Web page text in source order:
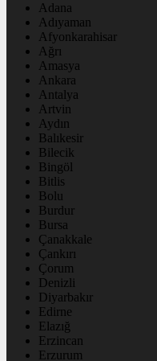
Adana
Adıyaman
Afyonkarahisar
Ağrı
Amasya
Ankara
Antalya
Artvin
Aydın
Balıkesir
Bilecik
Bingöl
Bitlis
Bolu
Burdur
Bursa
Çanakkale
Çankırı
Çorum
Denizli
Diyarbakır
Edirne
Elazığ
Erzincan
Erzurum